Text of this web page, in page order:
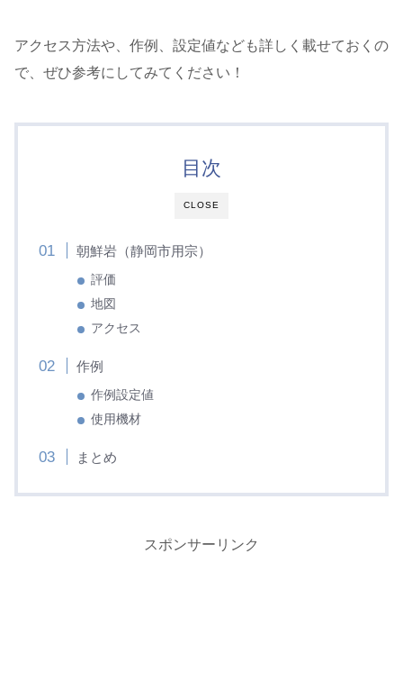
アクセス方法や、作例、設定値なども詳しく載せておくの
で、ぜひ参考にしてみてください！
CLOSE
目次
朝鮮岩（静岡市用宗）
評価
地図
アクセス
作例
作例設定値
使用機材
まとめ
スポンサーリンク